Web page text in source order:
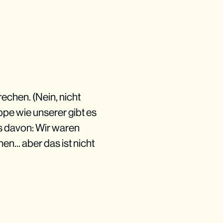
(Nein, nicht
wie unserer gibt es
davon: Wir waren
aber das ist nicht